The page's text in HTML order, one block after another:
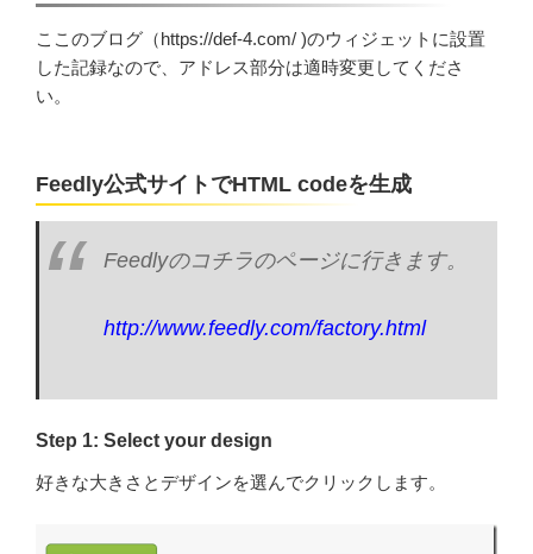
ここのブログ（https://def-4.com/ )のウィジェットに設置
した記録なので、アドレス部分は適時変更してくださ
い。
Feedly公式サイトでHTML codeを生成
Feedlyのコチラのページに行きます。
http://www.feedly.com/factory.html
Step 1: Select your design
好きな大きさとデザインを選んでクリックします。